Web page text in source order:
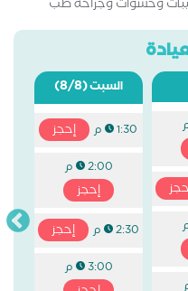
وحشوات وجراحة طب
العينى
السبت(8/8)
1:30 م إحجز
2:00 م
إحجز
2:30 م إحجز
3:00 م